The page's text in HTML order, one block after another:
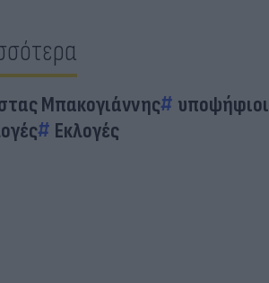
Μπακογιάννης
υποψήφιοι
Εκλογές